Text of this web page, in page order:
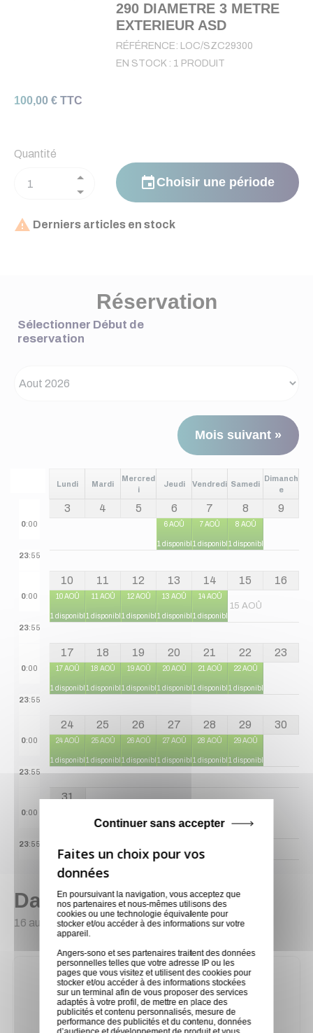
290 DIAMETRE 3 METRE
EXTERIEUR ASD
RÉFÉRENCE: LOC/SZC29300
EN STOCK : 1 PRODUIT
100,00 € TTC
Quantité
eventChoisir une période
 Derniers articles en stock
Réservation
Sélectionner Début de
reservation
Mois suivant »
Lundi Mardi
Mercred
i
Jeudi Vendredi Samedi
Dimanch
e
3 4 5 6 7 8 9
0:00 6 AOÛ
1 disponible
7 AOÛ
1 disponible
8 AOÛ
1 disponible
23:55
10 11 12 13 14 15 16
0:00 10 AOÛ
1 disponible
11 AOÛ
1 disponible
12 AOÛ
1 disponible
13 AOÛ
1 disponible
14 AOÛ
1 disponible
15 AOÛ
23:55
17 18 19 20 21 22 23
0:00 17 AOÛ
1 disponible
18 AOÛ
1 disponible
19 AOÛ
1 disponible
20 AOÛ
1 disponible
21 AOÛ
1 disponible
22 AOÛ
1 disponible
23:55
24 25 26 27 28 29 30
0:00 24 AOÛ
1 disponible
25 AOÛ
1 disponible
26 AOÛ
1 disponible
27 AOÛ
1 disponible
28 AOÛ
1 disponible
29 AOÛ
1 disponible
23:55
31
0:00
23:55
Dans la même catégorie
16 autres produits sélectionnés pour vous
En poursuivant la navigation, vous acceptez que
nos partenaires et nous-mêmes utilisons des
cookies ou une technologie équivalente pour
stocker et/ou accéder à des informations sur votre
appareil.
Angers-sono et ses partenaires traitent des données
personnelles telles que votre adresse IP ou les
pages que vous visitez et utilisent des cookies pour
stocker et/ou accéder à des informations stockées
sur un terminal afin de vous proposer des services
adaptés à votre profil, de mettre en place des
publicités et contenu personnalisés, mesure de
performance des publicités et du contenu, données
Continuer sans accepter